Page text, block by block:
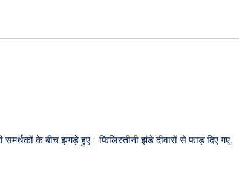
के बीच झगड़े हुए। फिलिस्तीनी झंडे दीवारों से फाड़ दिए गए,